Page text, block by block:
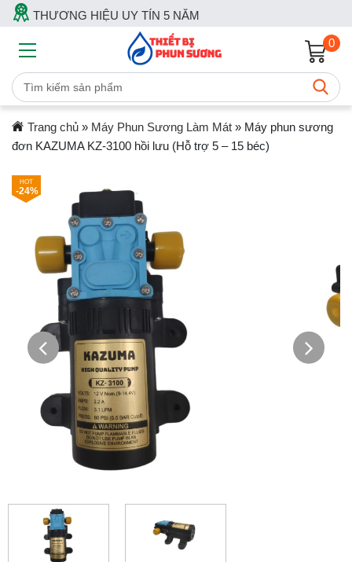
THƯƠNG HIỆU UY TÍN 5 NĂM
0
Trang chủ» Máy Phun Sương Làm Mát» Máy phun sương
đơn KAZUMA KZ-3100 hồi lưu (Hỗ trợ 5 – 15 béc)
-24%